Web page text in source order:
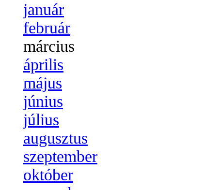
január
február
március
április
május
június
július
augusztus
szeptember
október